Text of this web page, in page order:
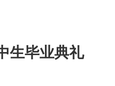
生毕业典礼